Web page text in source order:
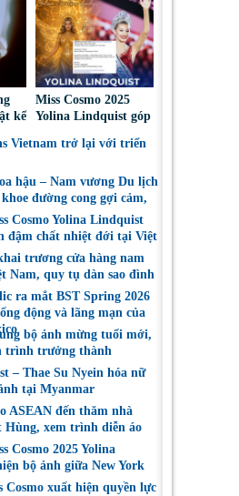
tạo da thuộc và thời
trang bền vững
kể
hồn
Miss Cosmo 2025
Yolina Lindquist góp
Nhân Đẹp Nhất Năm
Vietnam trở lại với triển
hậu – Nam vương Du lịch
đường cong gợi cảm,
Cosmo Yolina Lindquist
đậm chất nhiệt đới tại Việt
trương cửa hàng nam
Nam, quy tụ dàn sao đình
ra mắt BST Spring 2026
động và lãng mạn của
bộ ảnh mừng tuổi mới,
trình trưởng thành
– Thae Su Nyein hóa nữ
tại Myanmar
ASEAN đến thăm nhà
Hùng, xem trình diễn áo
Cosmo 2025 Yolina
bộ ảnh giữa New York
Cosmo xuất hiện quyền lực